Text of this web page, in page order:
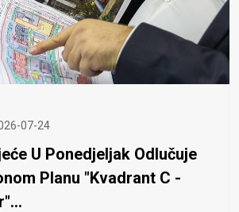
07-24
U Ponedjeljak Odlučuje
Planu "Kvadrant C -